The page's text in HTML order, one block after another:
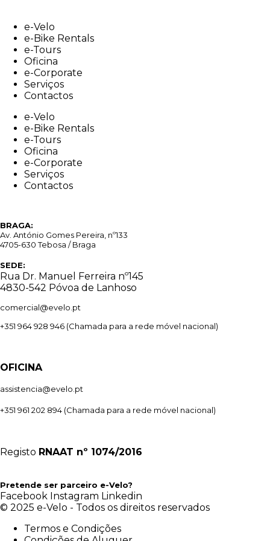
contente-Velo
e-Bike Rentals
e-Tours
Oficina
e-Corporate
Serviços
Contactos
e-Velo
e-Bike Rentals
e-Tours
Oficina
e-Corporate
Serviços
Contactos
BRAGA:
Av. António Gomes Pereira, nº133
4705-630 Tebosa / Braga
SEDE:
Rua Dr. Manuel Ferreira nº145
4830-542 Póvoa de Lanhoso
comercial@evelo.pt
+351 964 928 946 (Chamada para a rede móvel nacional)
OFICINA
assistencia@evelo.pt
+351 961 202 894 (Chamada para a rede móvel nacional)
Registo RNAAT nº 1074/2016
Pretende ser parceiro e-Velo?
Facebook Instagram Linkedin
© 2025 e-Velo - Todos os direitos reservados
Termos e Condições